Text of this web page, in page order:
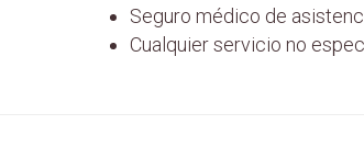
Seguro médico de
Cualquier servicio no